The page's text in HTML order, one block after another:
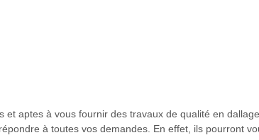
aptes à vous fournir des travaux de qualité en
à toutes vos demandes. En effet, ils pourront